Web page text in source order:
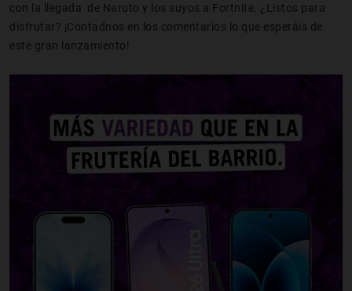
con la llegada de Naruto y los suyos a Fortnite. ¿Listos para
disfrutar? ¡Contadnos en los comentarios lo que esperáis de
este gran lanzamiento!